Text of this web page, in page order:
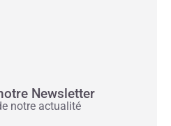
Newsletter
notre actualité